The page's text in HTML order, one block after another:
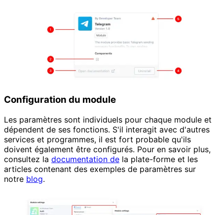
Configuration du module
Les paramètres sont individuels pour chaque module et
dépendent de ses fonctions. S'il interagit avec d'autres
services et programmes, il est fort probable qu'ils
doivent également être configurés. Pour en savoir plus,
consultez la documentation de la plate-forme et les
articles contenant des exemples de paramètres sur
notre blog.